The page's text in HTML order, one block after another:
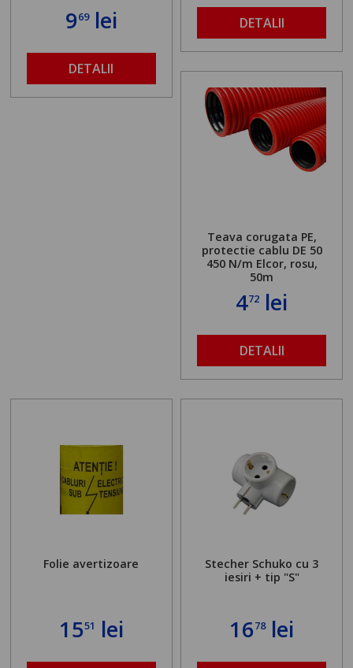
969lei
DETALII
DETALII
Teava corugata PE,
protectie cablu DE 50
450 N/m Elcor, rosu,
50m
472 lei
DETALII
Folie avertizoare
1551 lei
Stecher Schuko cu 3
iesiri + tip "S"
1678lei